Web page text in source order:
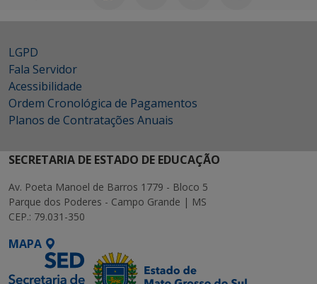
LGPD
Fala Servidor
Acessibilidade
Ordem Cronológica de Pagamentos
Planos de Contratações Anuais
SECRETARIA DE ESTADO DE EDUCAÇÃO
Av. Poeta Manoel de Barros 1779 - Bloco 5
Parque dos Poderes - Campo Grande | MS
CEP.: 79.031-350
MAPA